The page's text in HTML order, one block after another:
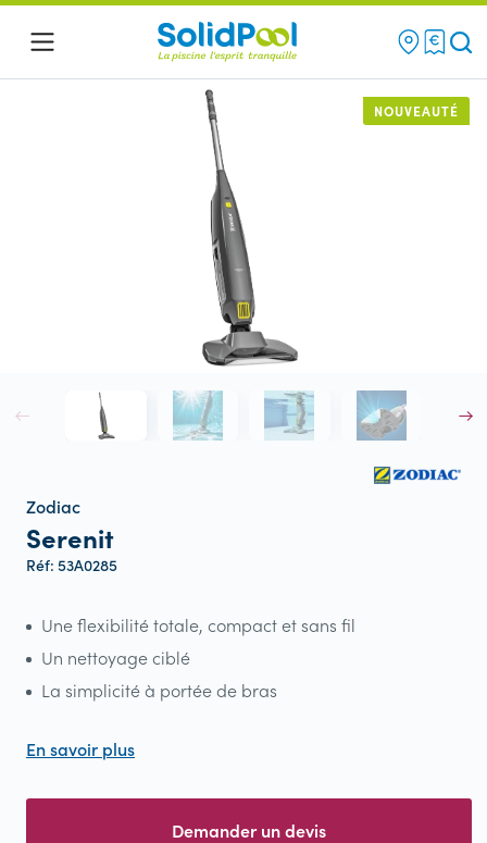
Menu
NOUVEAUTÉ
Zodiac
Serenit
Réf: 53A0285
Une flexibilité totale, compact et sans fil
Un nettoyage ciblé
La simplicité à portée de bras
En savoir plus
Demander un devis